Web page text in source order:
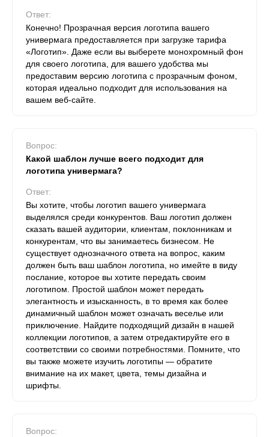
Ответ:
Конечно! Прозрачная версия логотипа вашего
универмага предоставляется при загрузке тарифа
«Логотип». Даже если вы выберете монохромный фон
для своего логотипа, для вашего удобства мы
предоставим версию логотипа с прозрачным фоном,
которая идеально подходит для использования на
вашем веб-сайте.
Вопрос:
Какой шаблон лучше всего подходит для
логотипа универмага?
Ответ:
Вы хотите, чтобы логотип вашего универмага
выделялся среди конкурентов. Ваш логотип должен
сказать вашей аудитории, клиентам, поклонникам и
конкурентам, что вы занимаетесь бизнесом. Не
существует однозначного ответа на вопрос, каким
должен быть ваш шаблон логотипа, но имейте в виду
послание, которое вы хотите передать своим
логотипом. Простой шаблон может передать
элегантность и изысканность, в то время как более
динамичный шаблон может означать веселье или
приключение. Найдите подходящий дизайн в нашей
коллекции логотипов, а затем отредактируйте его в
соответствии со своими потребностями. Помните, что
вы также можете изучить логотипы — обратите
внимание на их макет, цвета, темы дизайна и
шрифты.
Вопрос: